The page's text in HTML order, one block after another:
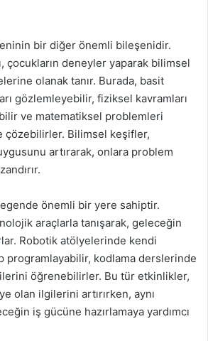
bir diğer önemli bileşenidir.
çocukların deneyler yaparak bilimsel
olanak tanır. Burada, basit
gözlemleyebilir, fiziksel kavramları
ve matematiksel problemleri
çözebilirler. Bilimsel keşifler,
artırarak, onlara problem
önemli bir yere sahiptir.
araçlarla tanışarak, geleceğin
Robotik atölyelerinde kendi
programlayabilir, kodlama derslerinde
öğrenebilirler. Bu tür etkinlikler,
olan ilgilerini artırırken, aynı
iş gücüne hazırlamaya yardımcı